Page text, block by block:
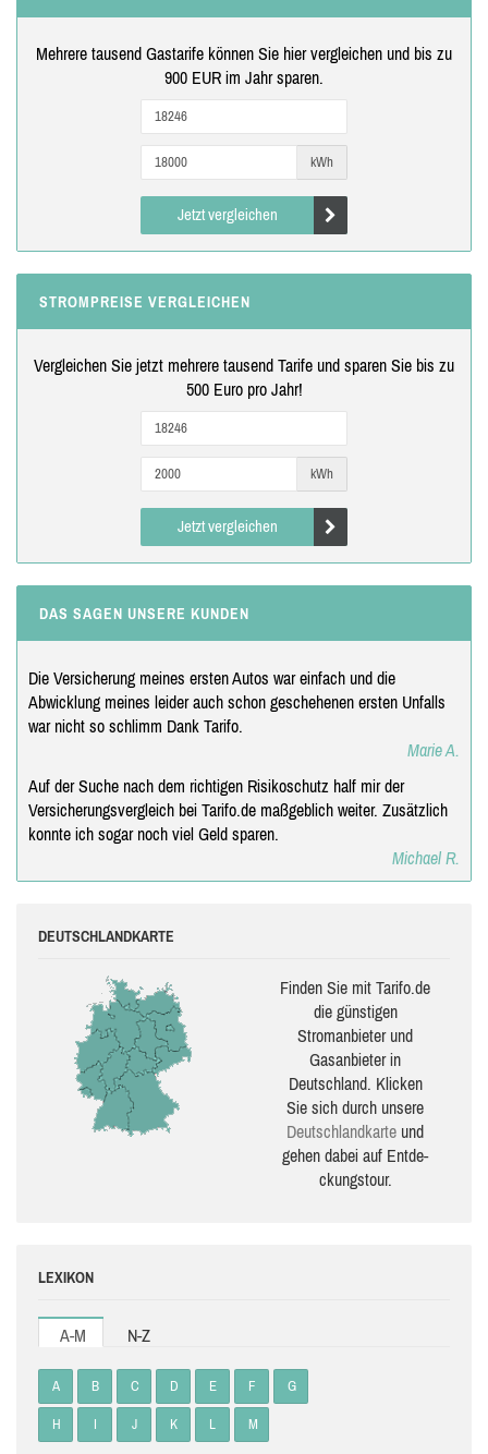
Mehrere tausend Gastarife können Sie hier vergleichen und bis zu
900 EUR im Jahr sparen.
kWh
Jetzt vergleichen
STROMPREISE VERGLEICHEN
Vergleichen Sie jetzt mehrere tausend Tarife und sparen Sie bis zu
500 Euro pro Jahr!
kWh
Jetzt vergleichen
DAS SAGEN UNSERE KUNDEN
Die Versicherung meines ersten Autos war einfach und die
Abwicklung meines leider auch schon geschehenen ersten Unfalls
war nicht so schlimm Dank Tarifo.
Marie A.
Auf der Suche nach dem richtigen Risikoschutz half mir der
Versicherungsvergleich bei Tarifo.de maßgeblich weiter. Zusätzlich
konnte ich sogar noch viel Geld sparen.
Michael R.
DEUTSCHLANDKARTE
Finden Sie mit Tarifo.de
die güns­ti­gen
Stromanbieter und
Gasanbieter in
Deutschland. Klicken
Sie sich durch unsere
Deutsch­land­karte und
gehen dabei auf Ent­de­
ckungs­tour.
LEXIKON
A-M N-Z
A B C D E F G
H I J K L M